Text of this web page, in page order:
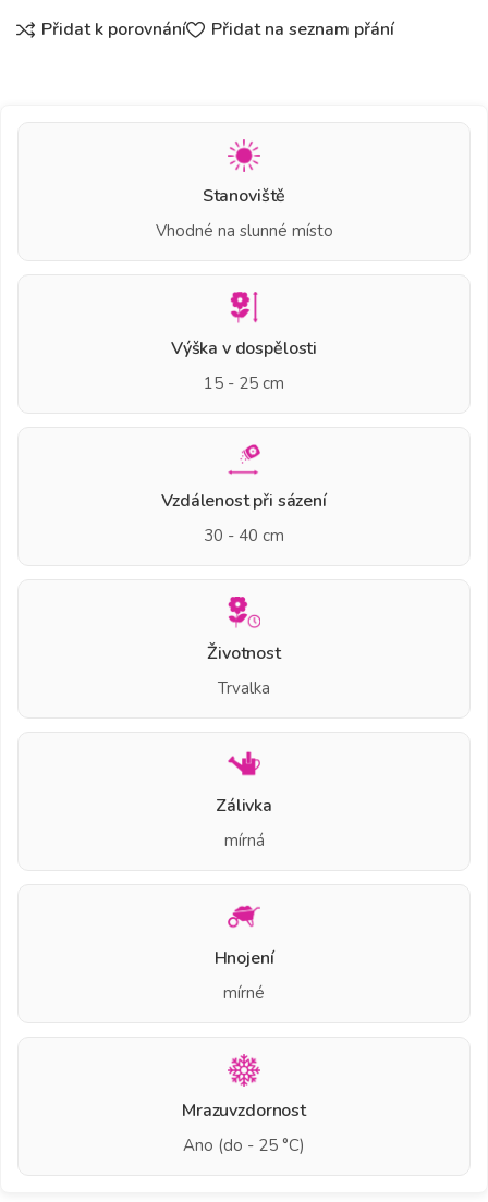
Přidat k porovnání Přidat na seznam přání
Stanoviště
Vhodné na slunné místo
Výška v dospělosti
15 - 25 cm
Vzdálenost při sázení
30 - 40 cm
Životnost
Trvalka
Zálivka
mírná
Hnojení
mírné
Mrazuvzdornost
Ano (do - 25 °C)